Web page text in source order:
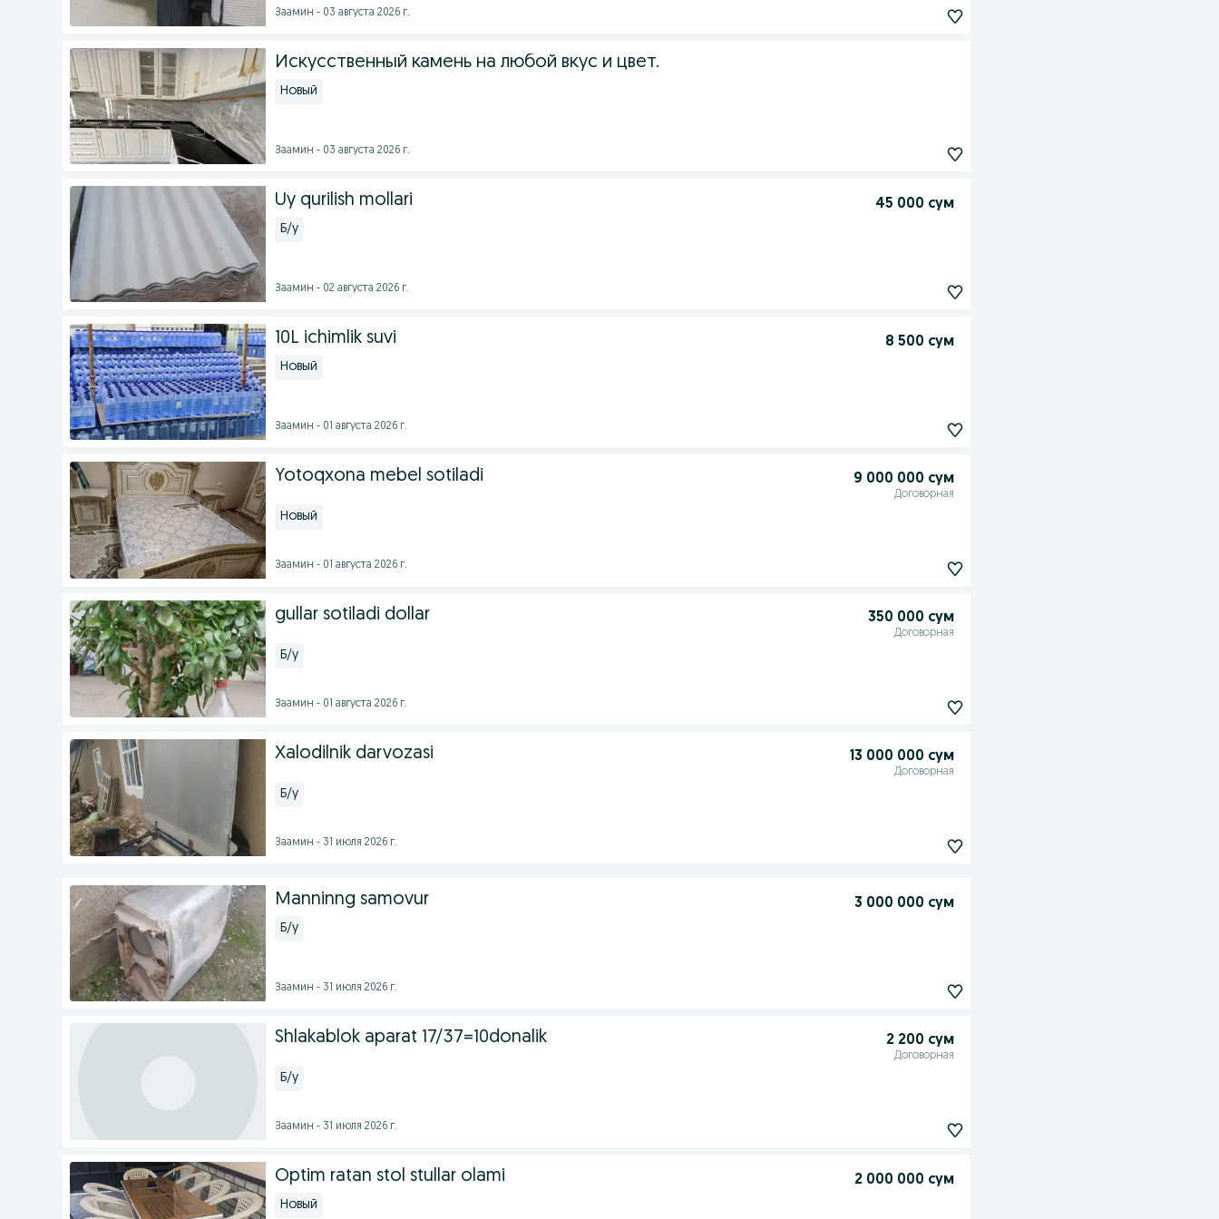
Заамин - 03 августа 2026 г.
Искусственный камень на любой вкус и цвет.
Новый
Заамин - 03 августа 2026 г.
Uy qurilish mollari 45 000 сум
Б/у
Заамин - 02 августа 2026 г.
10L ichimlik suvi 8 500 сум
Новый
Заамин - 01 августа 2026 г.
Yotoqxona mebel sotiladi 9 000 000 сум
Договорная
Новый
Заамин - 01 августа 2026 г.
gullar sotiladi dollar 350 000 сум
Договорная
Б/у
Заамин - 01 августа 2026 г.
Xalodilnik darvozasi 13 000 000 сум
Договорная
Б/у
Заамин - 31 июля 2026 г.
Manninng samovur 3 000 000 сум
Б/у
Заамин - 31 июля 2026 г.
Shlakablok aparat 17/37=10donalik 2 200 сум
Договорная
Б/у
Заамин - 31 июля 2026 г.
Optim ratan stol stullar olami 2 000 000 сум
Новый